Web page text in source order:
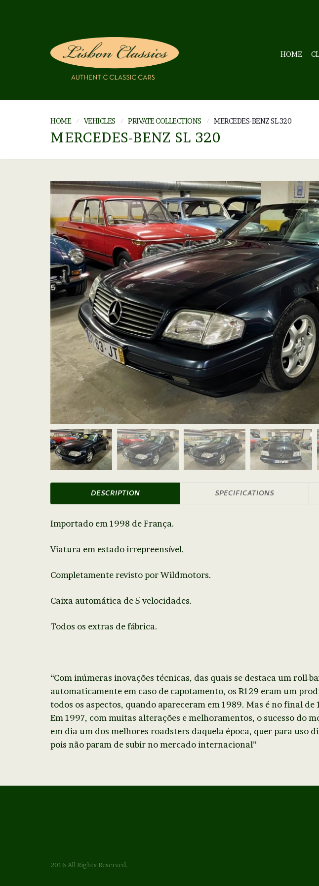
HOME
HOME VEHICLES PRIVATE COLLECTIONS MERCEDES-BENZ SL 320
MERCEDES-BENZ SL 320
DESCRIPTION SPECIFICATIONS
Importado em 1998 de França.
Viatura em estado irrepreensível.
Completamente revisto por Wildmotors.
Caixa automática de 5 velocidades.
Todos os extras de fábrica.
“Com inúmeras inovações técnicas, das quais se destaca um roll-
automaticamente em caso de capotamento, os R129 eram um
todos os aspectos, quando apareceram em 1989. Mas é no final de
Em 1997, com muitas alterações e melhoramentos, o sucesso do
em dia um dos melhores roadsters daquela época, quer para uso
pois não param de subir no mercado internacional”
2016 All Rights Reserved.